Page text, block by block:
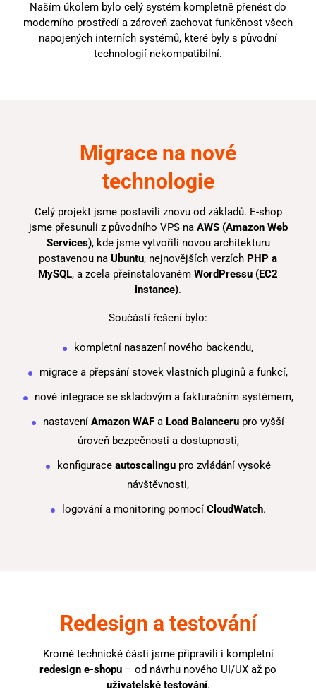
Naším úkolem bylo celý systém kompletně přenést do
moderního prostředí a zároveň zachovat funkčnost všech
napojených interních systémů, které byly s původní
technologií nekompatibilní.
Migrace na nové
technologie
Celý projekt jsme postavili znovu od základů. E-shop
jsme přesunuli z původního VPS na AWS (Amazon Web
Services), kde jsme vytvořili novou architekturu
postavenou na Ubuntu, nejnovějších verzích PHP a
MySQL, a zcela přeinstalovaném WordPressu (EC2
instance).
Součástí řešení bylo:
kompletní nasazení nového backendu,
migrace a přepsání stovek vlastních pluginů a funkcí,
nové integrace se skladovým a fakturačním systémem,
nastavení Amazon WAF a Load Balanceru pro vyšší
úroveň bezpečnosti a dostupnosti,
konfigurace autoscalingupro zvládání vysoké
návštěvnosti,
logování a monitoring pomocí CloudWatch.
Redesign a testování
Kromě technické části jsme připravili i kompletní
redesign e-shopu – od návrhu nového UI/UX až po
uživatelské testování.